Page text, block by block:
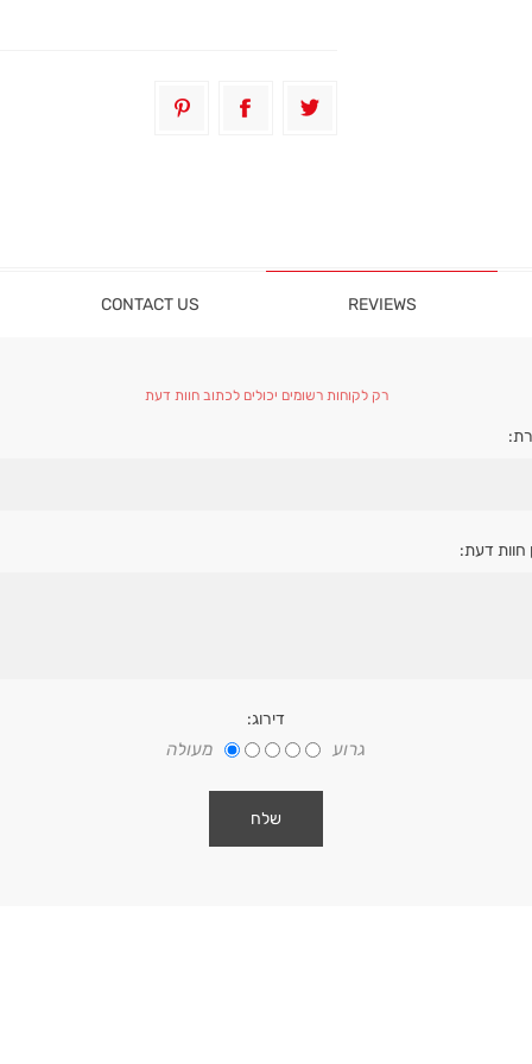
REVIEWS
CONTACT US
רק לקוחות רשומים יכולים לכתוב חוות דעת
חוות דעת:
דירוג:
גרוע מעולה